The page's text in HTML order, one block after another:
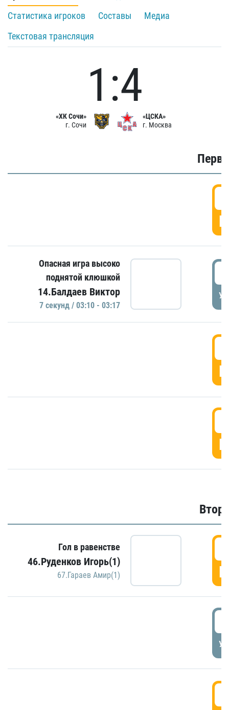
Статистика игроков
Составы
Медиа
Текстовая трансляция
«ХК Сочи»
г. Сочи
1:4
«ЦСКА»
г. Москва
Опасная игра высоко
поднятой клюшкой
14.Балдаев Виктор
7 секунд / 03:10 - 03:17
Гол в равенстве
46.Руденков Игорь(1)
67.Гараев Амир(1)